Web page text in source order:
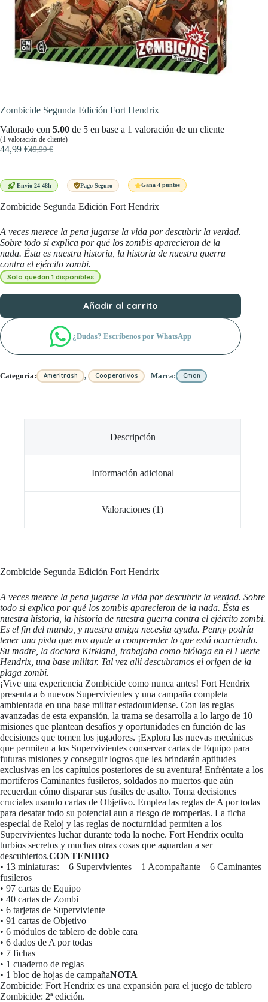
Zombicide Segunda Edición Fort Hendrix
Valorado con 5.00 de 5 en base a 1 valoración de un cliente
(1 valoración de cliente)
49,99€
El
era:
44,99 €El
es:
Envío 24-48h Pago Seguro Gana 4 puntos
Zombicide Segunda Edición Fort Hendrix
A veces merece la pena jugarse la vida por descubrir la verdad.
Sobre todo si explica por qué los zombis aparecieron de la
nada. Ésta es nuestra historia, la historia de nuestra guerra
contra el ejército zombi.
Solo quedan 1 disponibles
Añadir al carrito
¿Dudas? Escríbenos por WhatsApp
Categoria: Ameritrash , Cooperativos Marca: Cmon
Descripción
Información adicional
Valoraciones (1)
Zombicide Segunda Edición Fort Hendrix
A veces merece la pena jugarse la vida por descubrir la verdad. Sobre
todo si explica por qué los zombis aparecieron de la nada. Ésta es
nuestra historia, la historia de nuestra guerra contra el ejército zombi.
Es el fin del mundo, y nuestra amiga necesita ayuda. Penny podría
tener una pista que nos ayude a comprender lo que está ocurriendo.
Su madre, la doctora Kirkland, trabajaba como bióloga en el Fuerte
Hendrix, una base militar. Tal vez allí descubramos el origen de la
plaga zombi.
¡Vive una experiencia Zombicide como nunca antes! Fort Hendrix
presenta a 6 nuevos Supervivientes y una campaña completa
ambientada en una base militar estadounidense. Con las reglas
avanzadas de esta expansión, la trama se desarrolla a lo largo de 10
misiones que plantean desafíos y oportunidades en función de las
decisiones que tomen los jugadores. ¡Explora las nuevas mecánicas
que permiten a los Supervivientes conservar cartas de Equipo para
futuras misiones y conseguir logros que les brindarán aptitudes
exclusivas en los capítulos posteriores de su aventura! Enfréntate a los
mortíferos Caminantes fusileros, soldados no muertos que aún
recuerdan cómo disparar sus fusiles de asalto. Toma decisiones
cruciales usando cartas de Objetivo. Emplea las reglas de A por todas
para desatar todo su potencial aun a riesgo de romperlas. La ficha
especial de Reloj y las reglas de nocturnidad permiten a los
Supervivientes luchar durante toda la noche. Fort Hendrix oculta
turbios secretos y muchas otras cosas que aguardan a ser
descubiertos.CONTENIDO
• 13 miniaturas: – 6 Supervivientes – 1 Acompañante – 6 Caminantes
fusileros
• 97 cartas de Equipo
• 40 cartas de Zombi
• 6 tarjetas de Superviviente
• 91 cartas de Objetivo
• 6 módulos de tablero de doble cara
• 6 dados de A por todas
• 7 fichas
• 1 cuaderno de reglas
• 1 bloc de hojas de campañaNOTA
Zombicide: Fort Hendrix es una expansión para el juego de tablero
Zombicide: 2ª edición.